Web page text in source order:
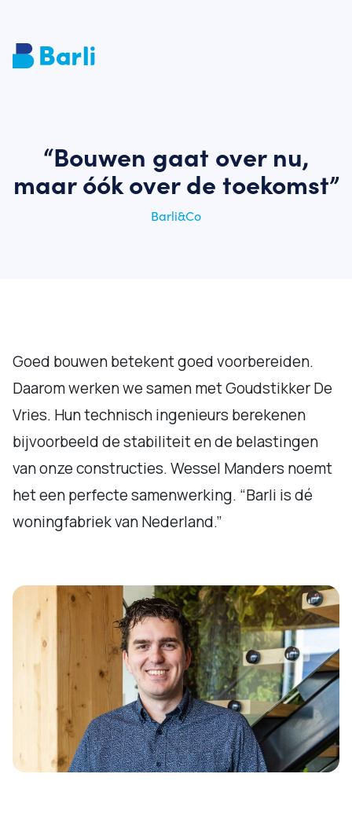
“Bouwen gaat over nu,
maar óók over de toekomst”
Barli&Co
Goed bouwen betekent goed voorbereiden.
Daarom werken we samen met Goudstikker De
Vries. Hun technisch ingenieurs berekenen
bijvoorbeeld de stabiliteit en de belastingen
van onze constructies. Wessel Manders noemt
het een perfecte samenwerking. “Barli is dé
woningfabriek van Nederland.”